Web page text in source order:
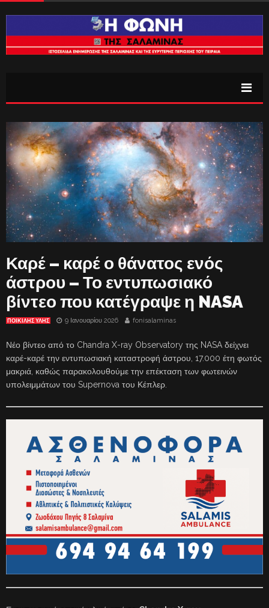
Καρέ – καρέ ο θάνατος ενός
άστρου – Το εντυπωσιακό
βίντεο που κατέγραψε η NASA
ΠΟΙΚΙΛΗΣ ΥΛΗΣ 9 Ιανουαρίου 2026 fonisalaminas
Νέο βίντεο από το Chandra X-ray Observatory της NASA δείχνει
καρέ-καρέ την εντυπωσιακή καταστροφή άστρου, 17.000 έτη φωτός
μακριά, καθώς παρακολουθούμε την επέκταση των φωτεινών
υπολειμμάτων του Supernova του Κέπλερ.